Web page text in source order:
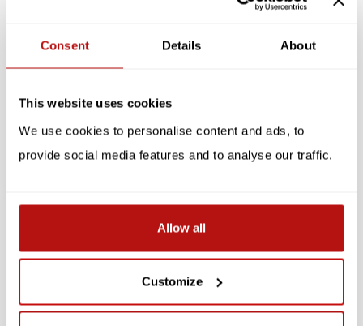
Consent Details About
This website uses cookies
We use cookies to personalise content and ads, to
provide social media features and to analyse our traffic.
Allow all
Customize
Reviews
Gerelateerde producten
SALE -10%
Quinta Kat - Rood,
SALE -10%
PARASTONE
Questa Kat - Wit, Beeldje